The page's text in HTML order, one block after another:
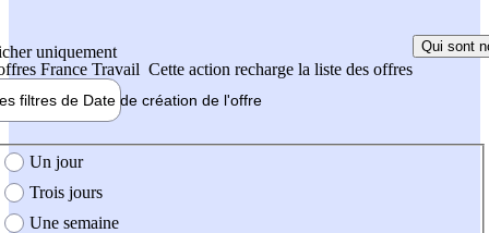
uniquement
France Travail Cette action recharge la liste des offres
Qui sont
filtres de Date de création de l'offre
création de l'offre
Un jour
Trois jours
Une semaine